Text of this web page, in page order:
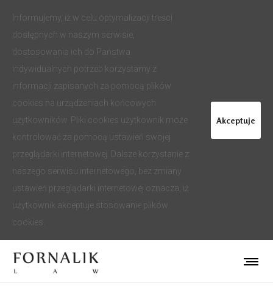
Informujemy, iż w celu optymalizacji treści
dostępnych w naszym serwisie,
dostosowania ich do Państwa
indywidualnych potrzeb korzystamy z
informacji zapisanych za pomocą plików
cookies na urządzeniach końcowych
użytkowników. Pliki cookies użytkownik może
kontrolować za pomocą ustawień swojej
przeglądarki internetowej. Dalsze korzystanie z
naszego serwisu internetowego, bez zmiany
ustawień przeglądarki internetowej oznacza, iż
użytkownik akceptuje stosowanie plików
cookies.
Akceptuje